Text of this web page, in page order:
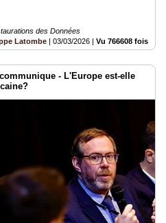
des Données
Latombe | 03/03/2026 | Vu 766608 fois
- L'Europe est-elle